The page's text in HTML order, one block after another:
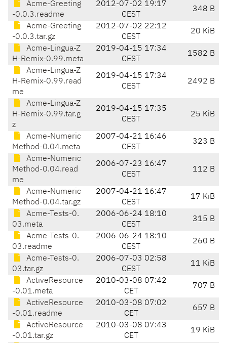
Acme-Greeting
-0.0.3.readme
2012-07-02 19:17
CEST
348 B
Acme-Greeting
-0.0.3.tar.gz
2012-07-02 22:12
CEST
20 KiB
Acme-Lingua-Z
H-Remix-0.99.meta
2019-04-15 17:34
CEST
1582 B
Acme-Lingua-Z
H-Remix-0.99.read
me
2019-04-15 17:34
CEST
2492 B
Acme-Lingua-Z
H-Remix-0.99.tar.g
z
2019-04-15 17:35
CEST
25 KiB
Acme-Numeric
Method-0.04.meta
2007-04-21 16:46
CEST
323 B
Acme-Numeric
Method-0.04.read
me
2006-07-23 16:47
CEST
112 B
Acme-Numeric
Method-0.04.tar.gz
2007-04-21 16:47
CEST
17 KiB
Acme-Tests-0.
03.meta
2006-06-24 18:10
CEST
315 B
Acme-Tests-0.
03.readme
2006-06-24 18:10
CEST
260 B
Acme-Tests-0.
03.tar.gz
2006-07-03 02:58
CEST
11 KiB
ActiveResource
-0.01.meta
2010-03-08 07:42
CET
707 B
ActiveResource
-0.01.readme
2010-03-08 07:02
CET
657 B
ActiveResource
-0.01.tar.gz
2010-03-08 07:43
CET
19 KiB